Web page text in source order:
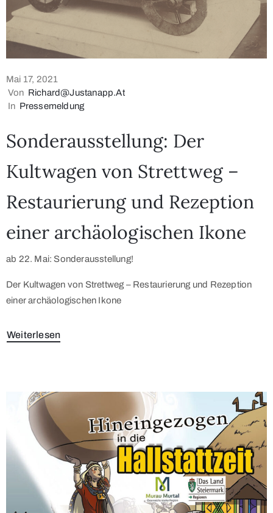
Mai 17, 2021
Von Richard@justanapp.at
In Pressemeldung
Sonderausstellung: Der
Kultwagen von Strettweg –
Restaurierung und Rezeption
einer archäologischen Ikone
ab 22. Mai: Sonderausstellung!
Der Kultwagen von Strettweg – Restaurierung und Rezeption
einer archäologischen Ikone
Weiterlesen